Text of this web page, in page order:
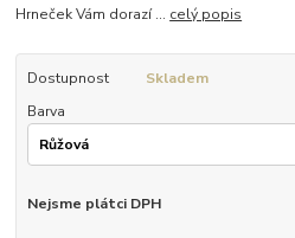
Hrneček Vám dorazí ... celý popis
Dostupnost
Skladem
Barva
Nejsme plátci DPH